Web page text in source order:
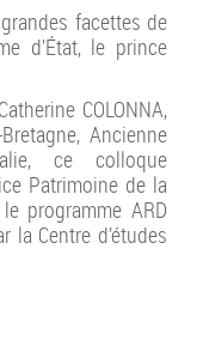
facettes de
d’État, le prince
COLONNA,
Ancienne
ce colloque
Patrimoine de la
programme ARD
la Centre d’études